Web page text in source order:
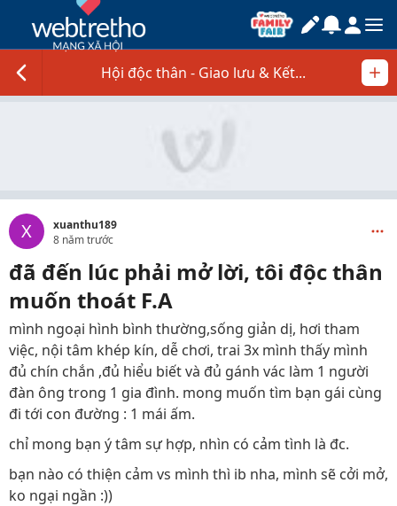
Hội độc thân - Giao lưu & Kết...
X
xuanthu189
8 năm trước
đã đến lúc phải mở lời, tôi độc thân
muốn thoát F.A
mình ngoại hình bình thường,sống giản dị, hơi tham
việc, nội tâm khép kín, dễ chơi, trai 3x mình thấy mình
đủ chín chắn ,đủ hiểu biết và đủ gánh vác làm 1 người
đàn ông trong 1 gia đình. mong muốn tìm bạn gái cùng
đi tới con đường : 1 mái ấm.
chỉ mong bạn ý tâm sự hợp, nhìn có cảm tình là đc.
bạn nào có thiện cảm vs mình thì ib nha, mình sẽ cởi mở,
ko ngại ngần :))